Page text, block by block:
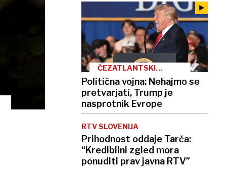
ČEZATLANTSKI
RAZKOL
Politična vojna: Nehajmo se
pretvarjati, Trump je
nasprotnik Evrope
RTV SLOVENIJA
Prihodnost oddaje Tarča:
“Kredibilni zgled mora
ponuditi prav javna RTV”